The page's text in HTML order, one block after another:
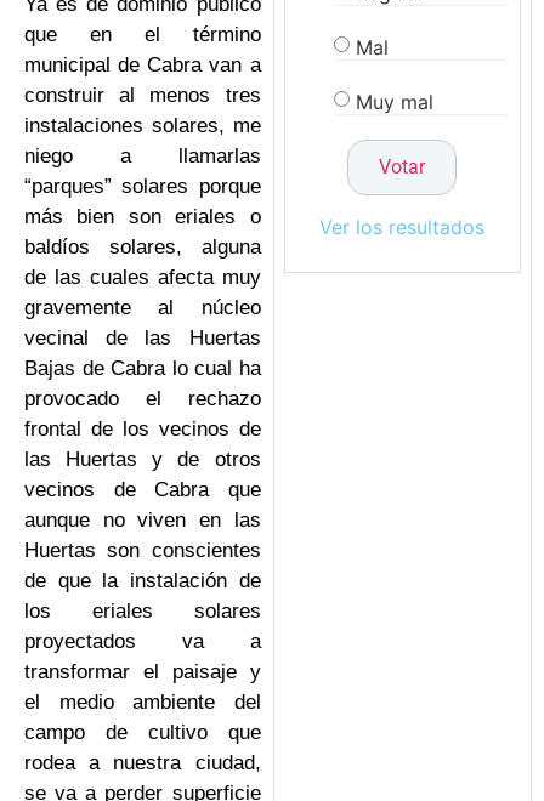
que en el término
municipal de Cabra van a
construir al menos tres
instalaciones solares, me
niego a llamarlas
“parques” solares porque
más bien son eriales o
baldíos solares, alguna
de las cuales afecta muy
gravemente al núcleo
vecinal de las Huertas
Bajas de Cabra lo cual ha
provocado el rechazo
frontal de los vecinos de
las Huertas y de otros
vecinos de Cabra que
aunque no viven en las
Huertas son conscientes
de que la instalación de
los eriales solares
proyectados va a
transformar el paisaje y
el medio ambiente del
campo de cultivo que
rodea a nuestra ciudad,
se va a perder superficie
Mal
Muy mal
Ver los resultados